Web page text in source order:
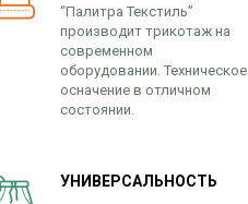
“Палитра Текстиль”
производит трикотаж на
современном
оборудовании. Техническое
осначение в отличном
состоянии.
УНИВЕРСАЛЬНОСТЬ